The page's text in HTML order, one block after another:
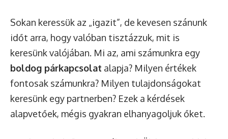
Sokan keressük az „igazit”, de kevesen szánunk
időt arra, hogy valóban tisztázzuk, mit is
keresünk valójában. Mi az, ami számunkra egy
boldog párkapcsolat alapja? Milyen értékek
fontosak számunkra? Milyen tulajdonságokat
keresünk egy partnerben? Ezek a kérdések
alapvetőek, mégis gyakran elhanyagoljuk őket.